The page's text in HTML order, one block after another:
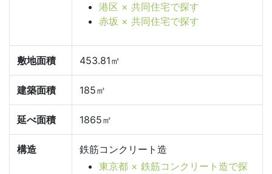
港区 × 共同住宅で探す
赤坂 × 共同住宅で探す
敷地面積 453.81㎡
建築面積 185㎡
延べ面積 1865㎡
構造
鉄筋コンクリート造
東京都 × 鉄筋コンクリート造で探